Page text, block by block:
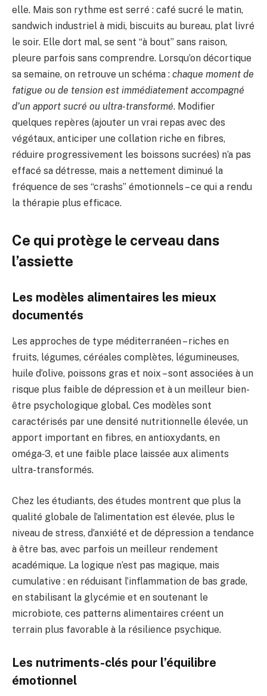
elle. Mais son rythme est serré : café sucré le matin,
sandwich industriel à midi, biscuits au bureau, plat livré
le soir. Elle dort mal, se sent “à bout” sans raison,
pleure parfois sans comprendre. Lorsqu’on décortique
sa semaine, on retrouve un schéma : chaque moment de
fatigue ou de tension est immédiatement accompagné
d’un apport sucré ou ultra-transformé. Modifier
quelques repères (ajouter un vrai repas avec des
végétaux, anticiper une collation riche en fibres,
réduire progressivement les boissons sucrées) n’a pas
effacé sa détresse, mais a nettement diminué la
fréquence de ses “crashs” émotionnels – ce qui a rendu
la thérapie plus efficace.
Ce qui protège le cerveau dans
l’assiette
Les modèles alimentaires les mieux
documentés
Les approches de type méditerranéen – riches en
fruits, légumes, céréales complètes, légumineuses,
huile d’olive, poissons gras et noix – sont associées à un
risque plus faible de dépression et à un meilleur bien-
être psychologique global. Ces modèles sont
caractérisés par une densité nutritionnelle élevée, un
apport important en fibres, en antioxydants, en
oméga‑3, et une faible place laissée aux aliments
ultra-transformés.
Chez les étudiants, des études montrent que plus la
qualité globale de l’alimentation est élevée, plus le
niveau de stress, d’anxiété et de dépression a tendance
à être bas, avec parfois un meilleur rendement
académique. La logique n’est pas magique, mais
cumulative : en réduisant l’inflammation de bas grade,
en stabilisant la glycémie et en soutenant le
microbiote, ces patterns alimentaires créent un
terrain plus favorable à la résilience psychique.
Les nutriments-clés pour l’équilibre
émotionnel